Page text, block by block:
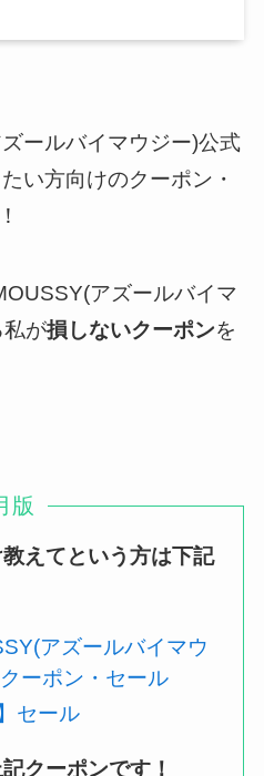
ールバイマウジー)公式
い方向けのクーポン・
アズールバイマ
私が損しないクーポンを
版
えてという方は下記
アズールバイマウ
ーポン・セール
セール
クーポンです！